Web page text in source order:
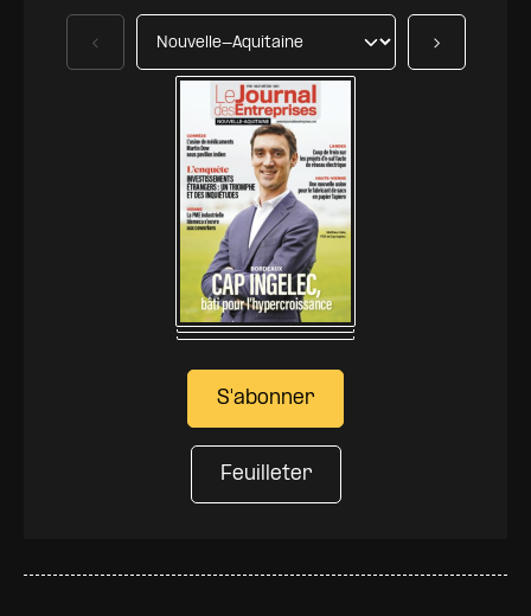
S'abonner
Feuilleter
Précédent Suivant